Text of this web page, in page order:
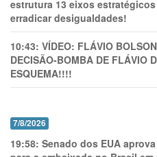
estrutura 13 eixos
erradicar desigualdades!
10:43: VÍDEO: FLÁVIO
DECISÃO-BOMBA DE FLÁVIO
ESQUEMA!!!!
7/8/2026
19:58: Senado dos EUA